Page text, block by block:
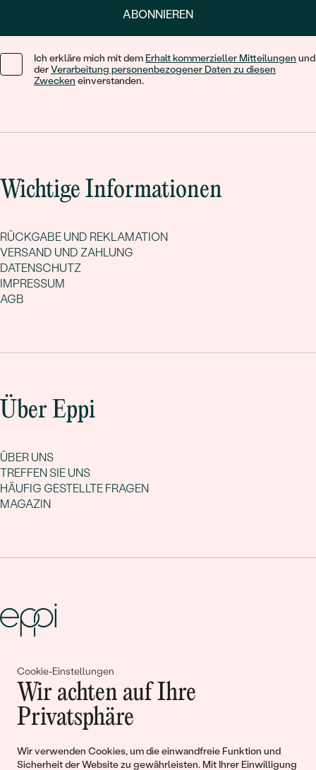
Cookie-Einstellungen
Wir achten auf Ihre
Privatsphäre
Wir verwenden Cookies, um die einwandfreie Funktion und
Sicherheit der Website zu gewährleisten. Mit Ihrer Einwilligung
ABONNIEREN
Ich erkläre mich mit dem Erhalt kommerzieller Mitteilungen und
derVerarbeitung personenbezogener Daten zu diesen
Zwecken einverstanden.
Wichtige Informationen
RÜCKGABE UND REKLAMATION
VERSAND UND ZAHLUNG
DATENSCHUTZ
IMPRESSUM
AGB
Über Eppi
ÜBER UNS
TREFFEN SIE UNS
HÄUFIG GESTELLTE FRAGEN
MAGAZIN
Gemeinsam erschaffen wir
Geschichten von Schönheit und
Liebe
Begleiten Sie uns!